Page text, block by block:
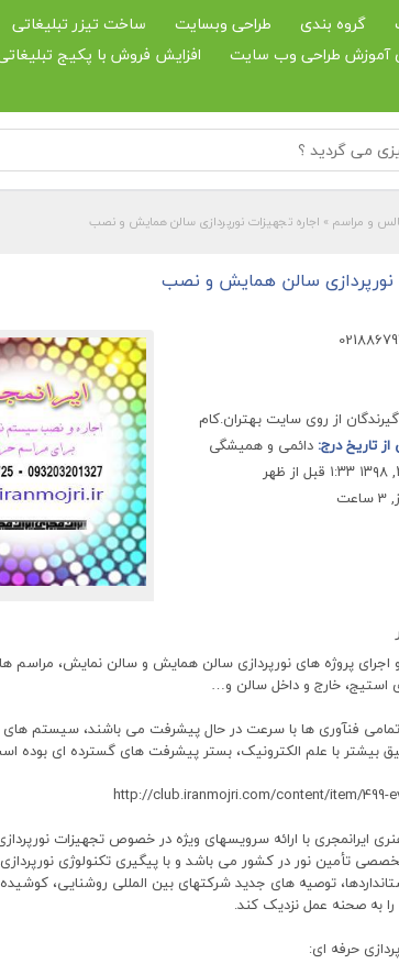
گروه بندی طراحی وبسایت ساخت تیزر تبلیغاتی
آموزش طراحی وب سایت
افزایش فروش با پکیج تبلیغاتی
و مراسم » اجاره تجهیزات نورپردازی سالن همایش و نصب
نورپردازی سالن همایش و نصب
از روی سایت بهتران.کام
تاریخ درج: دائمی و همیشگی
اجرای پروژه های نورپردازی سالن همایش و سالن نمایش، مراسم
استیج، خارج و داخل سالن و…
تمامی فنآوری ها با سرعت در حال پیشرفت می باشند، سیستم های
بیشتر با علم الکترونیک، بستر پیشرفت های گسترده ای بوده
http://club.iranmojri.com/content/item/499-
ایرانمجری با ارائه سرویسهای ویژه در خصوص تجهیزات
تأمین نور در کشور می باشد و با پیگیری تکنولوژی
توصیه های جدید شرکتهای بین المللی روشنایی،
به صحنه عمل نزدیک کند.
حرفه ای: